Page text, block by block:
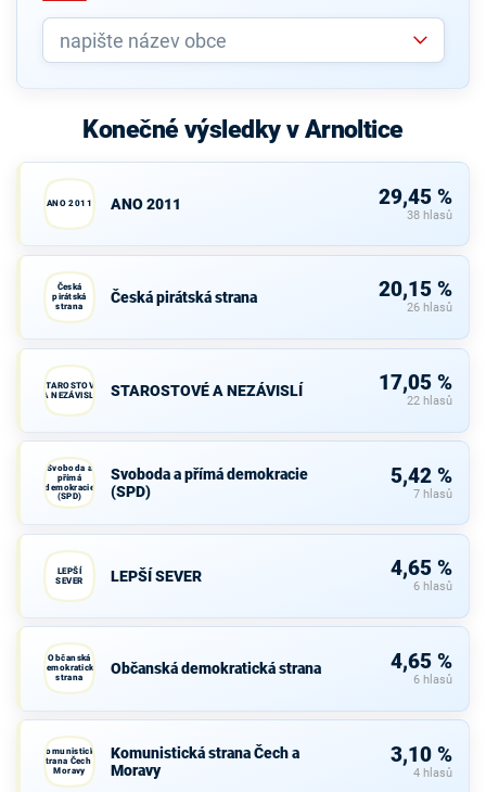
Konečné výsledky v Arnoltice
ANO 2011 ANO 2011 29,45 %
38 hlasů
Česká
pirátská
strana
Česká pirátská strana 20,15 %
26 hlasů
STAROSTOVÉ
A NEZÁVISLÍ
STAROSTOVÉ A NEZÁVISLÍ 17,05 %
22 hlasů
Svoboda a
přímá
demokracie
(SPD)
Svoboda a přímá demokracie
(SPD)
5,42 %
7 hlasů
LEPŠÍ
SEVER
LEPŠÍ SEVER 4,65 %
6 hlasů
Občanská
demokratická
strana
Občanská demokratická strana 4,65 %
6 hlasů
Komunistická
strana Čech a
Moravy
Komunistická strana Čech a
Moravy
3,10 %
4 hlasů